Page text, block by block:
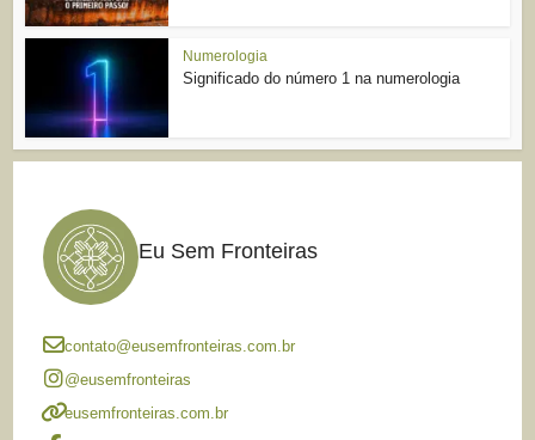
Numerologia
Significado do número 1 na numerologia
Eu Sem Fronteiras
contato@eusemfronteiras.com.br
@eusemfronteiras
eusemfronteiras.com.br